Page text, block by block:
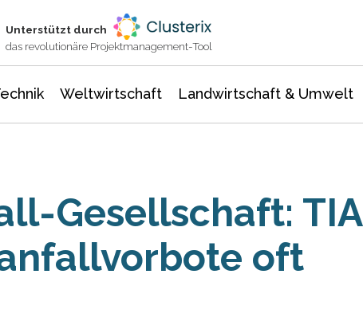
Unterstützt durch
das revolutionäre Projektmanagement-Tool
Weltwirtschaft Landwirtschaft & Umwelt
Gesellschaft: TIA
oft